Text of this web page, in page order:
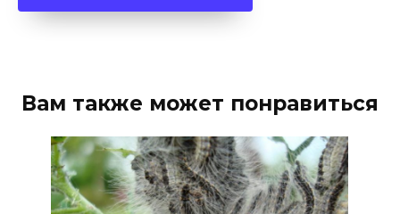
Вам также может понравиться